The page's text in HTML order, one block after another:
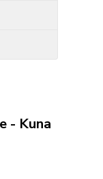
- Kuna